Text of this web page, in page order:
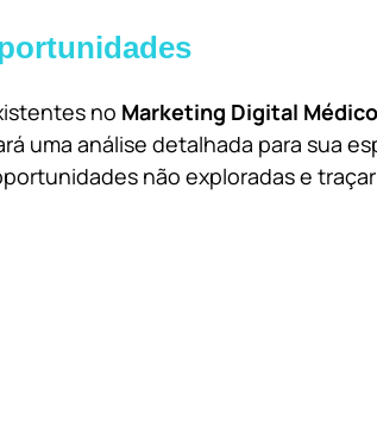
no Marketing Digital Médico
uma análise detalhada para sua
não exploradas e